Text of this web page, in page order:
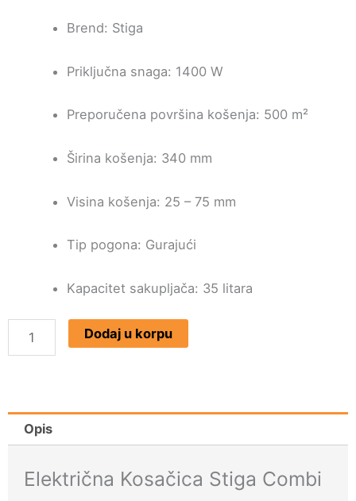
Brend: Stiga
Priključna snaga: 1400 W
Preporučena površina košenja: 500 m²
Širina košenja: 340 mm
Visina košenja: 25 – 75 mm
Tip pogona: Gurajući
Kapacitet sakupljača: 35 litara
Električna
Kosačica
336
C
količina
Dodaj u korpu
Opis
Električna Kosačica Stiga Combi